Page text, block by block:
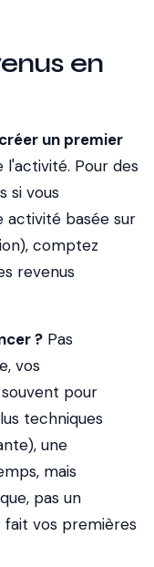
en
un premier
l'activité. Pour des
si vous
activité basée sur
comptez
revenus
? Pas
vos
pour
techniques
une
mais
pas un
vos premières